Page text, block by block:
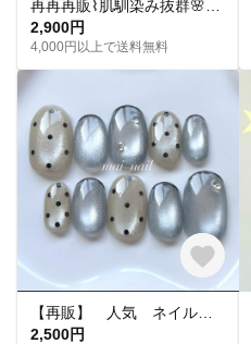
2,900円
4,000円以上で送料無料
2,500円